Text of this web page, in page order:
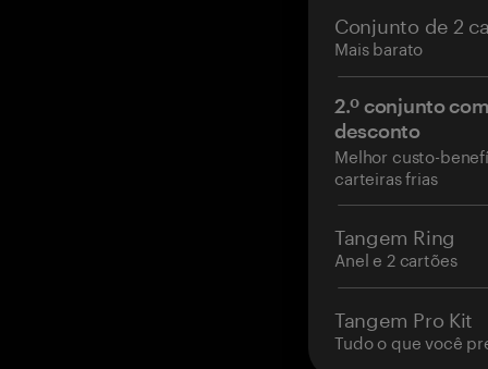
Conjunto de 2
Mais barato
2.º conjunto
desconto
Melhor custo-
carteiras frias
Tangem Ring
Anel e 2 cartões
Tangem Pro Kit
Tudo o que você